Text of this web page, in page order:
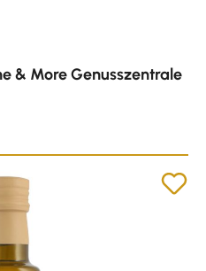
& More Genusszentrale